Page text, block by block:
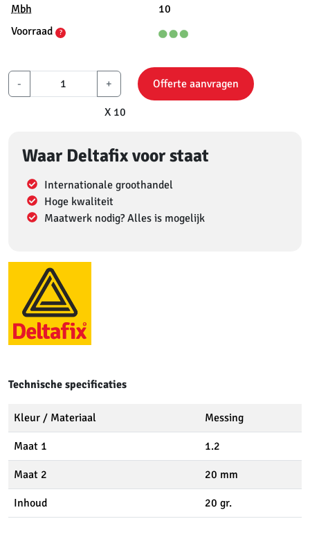
Mbh
10
Voorraad
?
- +
X 10
Offerte aanvragen
Waar Deltafix voor staat
Internationale groothandel
Hoge kwaliteit
Maatwerk nodig? Alles is mogelijk
Technische specificaties
Kleur / Materiaal Messing
Maat 1 1.2
Maat 2 20 mm
Inhoud 20 gr.